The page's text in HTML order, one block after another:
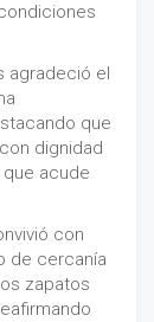
agradeció el
que
dignidad
que acude
con
de cercanía
zapatos